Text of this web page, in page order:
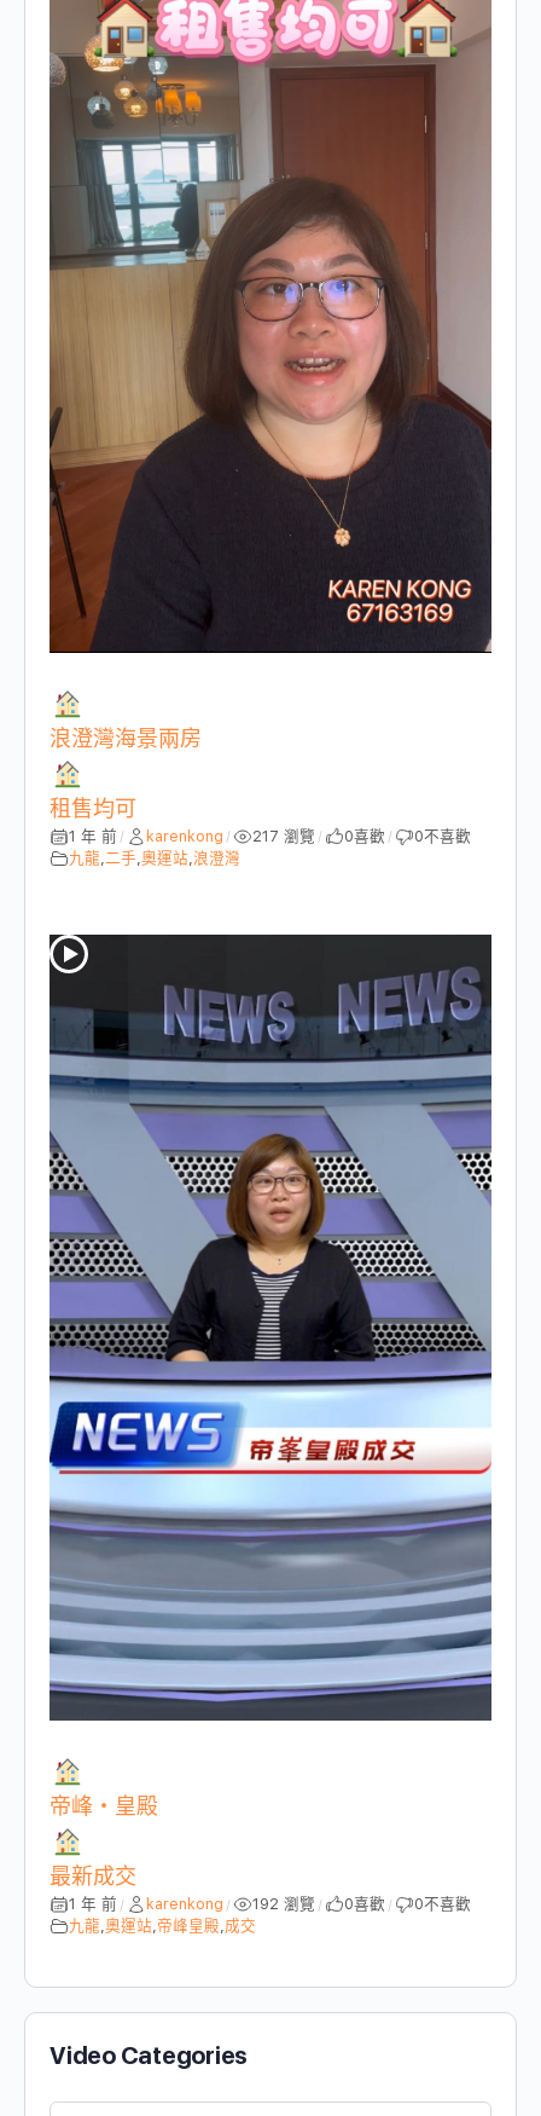
浪澄灣海景兩房
租售均可
1 年 前 / karenkong / 217 瀏覽 / 0喜歡 / 0不喜歡
九龍 二手 奧運站 浪澄灣
帝峰・皇殿
最新成交
1 年 前 / karenkong / 192 瀏覽 / 0喜歡 / 0不喜歡
九龍,奧運站,帝峰皇殿,成交
Video Categories